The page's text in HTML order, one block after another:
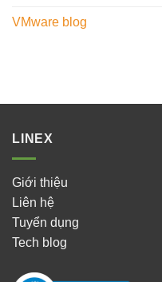
VMware blog
LINEX
Giới thiệu
Liên hệ
Tuyển dụng
Tech blog